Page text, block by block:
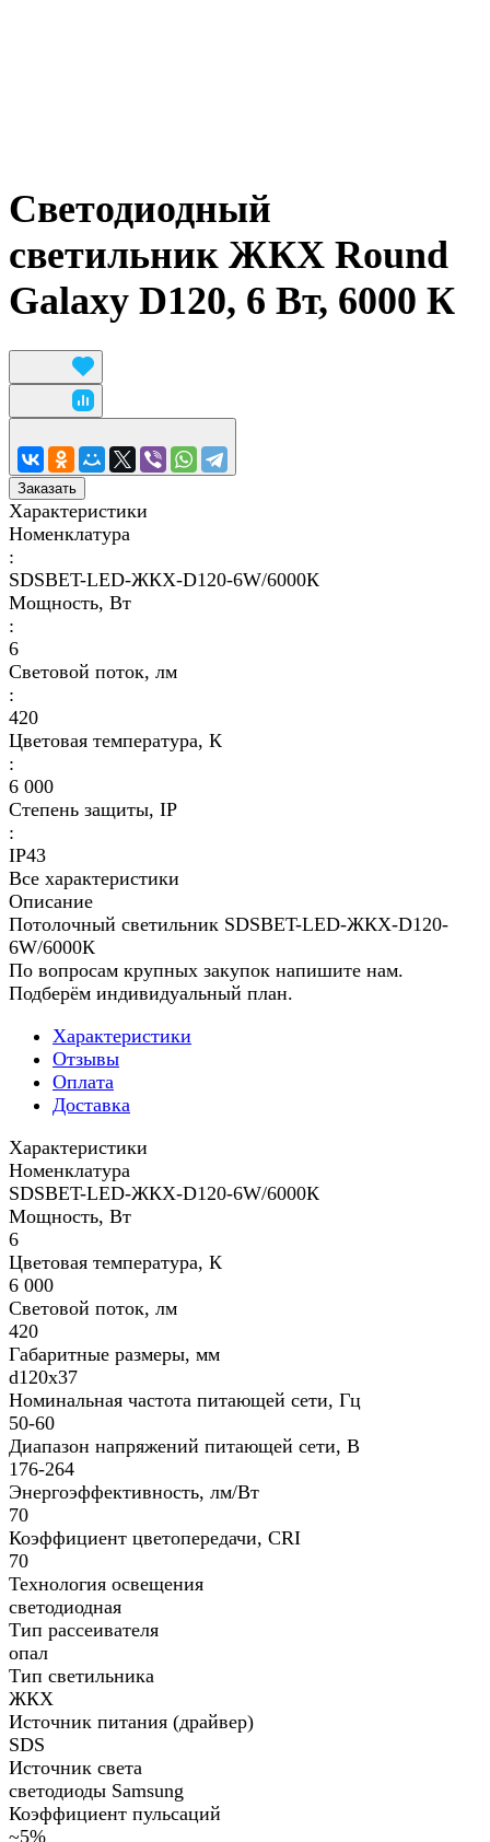
Светодиодный
светильник ЖКХ Round
Galaxy D120, 6 Вт, 6000 К
Заказать
Характеристики
Номенклатура
:
SDSBET-LED-ЖКХ-D120-6W/6000К
Мощность, Вт
:
6
Световой поток, лм
:
420
Цветовая температура, К
:
6 000
Степень защиты, IP
:
IP43
Все характеристики
Описание
Потолочный светильник SDSBET-LED-ЖКХ-D120-
6W/6000К
По вопросам крупных закупок напишите нам.
Подберём индивидуальный план.
Характеристики
Отзывы
Оплата
Доставка
Характеристики
Номенклатура
SDSBET-LED-ЖКХ-D120-6W/6000К
Мощность, Вт
6
Цветовая температура, К
6 000
Световой поток, лм
420
Габаритные размеры, мм
d120х37
Номинальная частота питающей сети, Гц
50-60
Диапазон напряжений питающей сети, В
176-264
Энергоэффективность, лм/Вт
70
Коэффициент цветопередачи, CRI
70
Технология освещения
светодиодная
Тип рассеивателя
опал
Тип светильника
ЖКХ
Источник питания (драйвер)
SDS
Источник света
светодиоды Samsung
Коэффициент пульсаций
~5%